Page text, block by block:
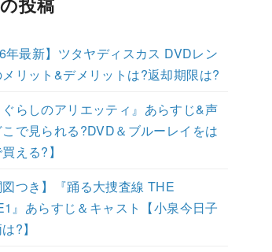
年最新】ツタヤディスカス DVDレン
メリット&デメリットは?返却期限は?
ぐらしのアリエッティ』あらすじ&声
で見られる?DVD＆ブルーレイをは
える?】
図つき】『踊る大捜査線 THE
』あらすじ＆キャスト【小泉今日子
?】